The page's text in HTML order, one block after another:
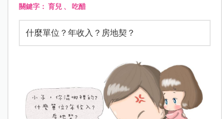
關鍵字： 育兒、 吃醋
什麼單位？年收入？房地契？